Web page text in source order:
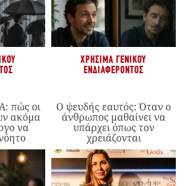
πώς οι
ακόμα
να
ΧΡΉΣΙΜΑ ΓΕΝΙΚΟΎ
ΕΝΔΙΑΦΈΡΟΝΤΟΣ
Ο ψευδής εαυτός: Όταν ο
άνθρωπος μαθαίνει να
υπάρχει όπως τον
χρειάζονται